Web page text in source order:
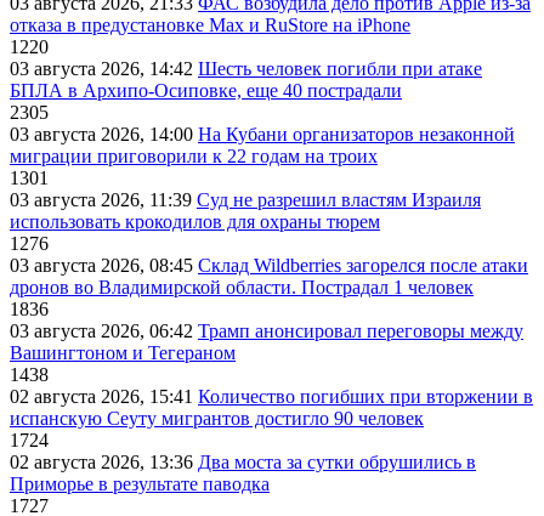
отказа в предустановке Max и RuStore на iPhone
1220
03 августа 2026, 14:42 Шесть человек погибли при атаке
БПЛА в Архипо-Осиповке, еще 40 пострадали
2305
03 августа 2026, 14:00 На Кубани организаторов незаконной
миграции приговорили к 22 годам на троих
1301
03 августа 2026, 11:39 Суд не разрешил властям Израиля
использовать крокодилов для охраны тюрем
1276
03 августа 2026, 08:45 Склад Wildberries загорелся после атаки
дронов во Владимирской области. Пострадал 1 человек
1836
03 августа 2026, 06:42 Трамп анонсировал переговоры между
Вашингтоном и Тегераном
1438
02 августа 2026, 15:41 Количество погибших при вторжении в
испанскую Сеуту мигрантов достигло 90 человек
1724
02 августа 2026, 13:36 Два моста за сутки обрушились в
Приморье в результате паводка
1727